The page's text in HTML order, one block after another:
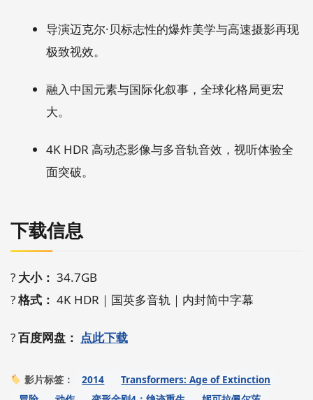
导演迈克尔·贝标志性的爆炸美学与高速摄影再现
极致视效。
融入中国元素与国际化叙事，全球化格局更宏
大。
4K HDR 高动态影像与多音轨音效，视听体验全
面突破。
下载信息
? 大小： 34.7GB
?格式： 4K HDR｜国英多音轨｜内封简中字幕
?百度网盘： 点此下载
影片标签： 2014
Transformers: Age of Extinction